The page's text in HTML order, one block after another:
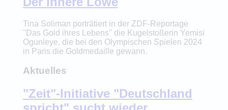
Tina Soliman porträtiert in der ZDF-Reportage
"Das Gold ihres Lebens" die Kugelstoßerin Yemisi
Ogunleye, die bei den Olympischen Spielen 2024
in Paris die Goldmedaille gewann.
Aktuelles
"Zeit"-Initiative "Deutschland